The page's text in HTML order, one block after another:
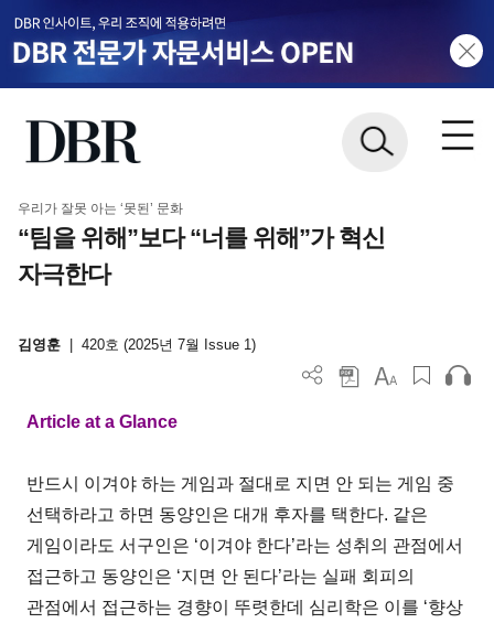
우리가 잘못 아는 ‘못된’ 문화
“팀을 위해”보다 “너를 위해”가 혁신
자극한다
김영훈 420호 (2025년 7월 Issue 1)
Article at a Glance
반드시 이겨야 하는 게임과 절대로 지면 안 되는 게임 중
선택하라고 하면 동양인은 대개 후자를 택한다. 같은
게임이라도 서구인은 ‘이겨야 한다’라는 성취의 관점에서
접근하고 동양인은 ‘지면 안 된다’라는 실패 회피의
관점에서 접근하는 경향이 뚜렷한데 심리학은 이를 ‘향상